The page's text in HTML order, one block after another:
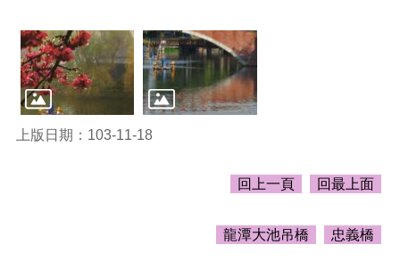
政
信
箱
常
見
上版日期：103-11-18
回上一頁 回最上面
龍潭大池吊橋 忠義橋